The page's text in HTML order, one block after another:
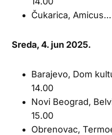
Čukarica, Amicus…
Sreda, 4. jun 2025.
Barajevo, Dom
14.00
Novi Beograd,
15.00
Obrenovac,